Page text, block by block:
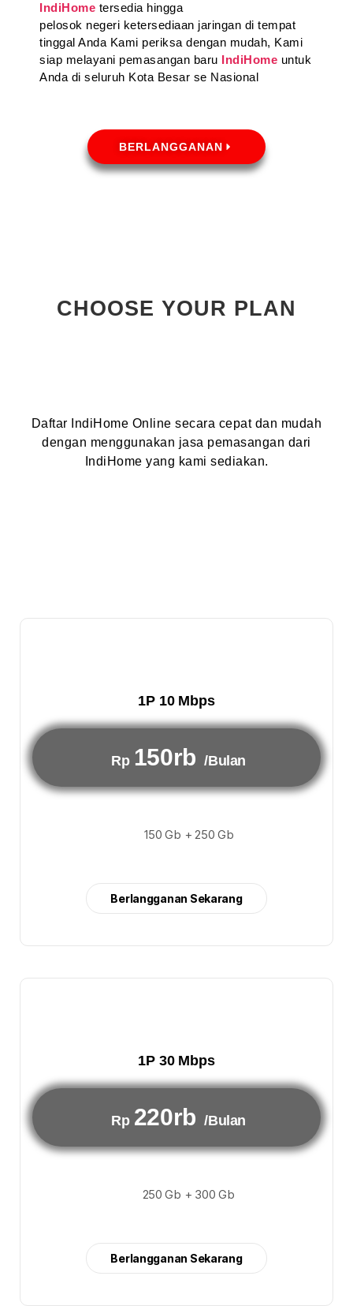
IndiHome tersedia hingga
pelosok negeri ketersediaan jaringan di tempat
tinggal Anda Kami periksa dengan mudah, Kami
siap melayani pemasangan baru IndiHome untuk
Anda di seluruh Kota Besar se Nasional
BERLANGGANAN
CHOOSE YOUR PLAN
Daftar IndiHome Online secara cepat dan mudah
dengan menggunakan jasa pemasangan dari
IndiHome yang kami sediakan.
1P 10 Mbps
Rp 150rb /Bulan
150 Gb + 250 Gb
Berlangganan Sekarang
1P 30 Mbps
Rp 220rb /Bulan
250 Gb + 300 Gb
Berlangganan Sekarang